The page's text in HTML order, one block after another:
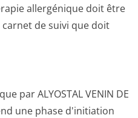
allergénique doit être
de suivi que doit
par ALYOSTAL VENIN DE
une phase d'initiation